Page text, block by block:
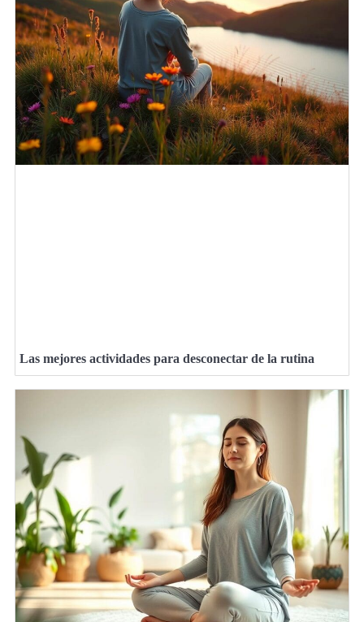
Las mejores actividades para desconectar de la rutina